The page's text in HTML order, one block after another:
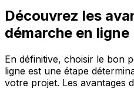
Découvrez les
démarche en ligne
En définitive, choisir le bon
ligne est une étape
votre projet. Les avantages